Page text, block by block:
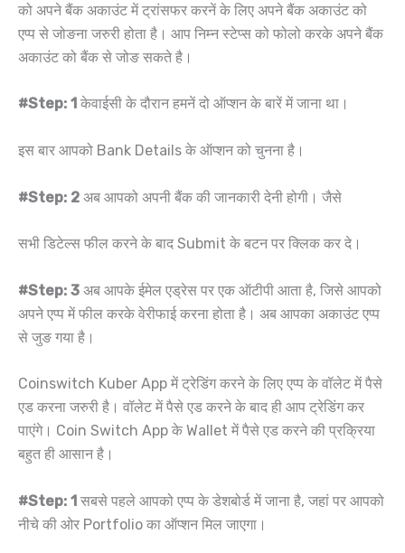
को अपने बैंक अकाउंट में ट्रांसफर करनें के लिए अपने बैंक अकाउंट को
एप्प से जोङना जरुरी होता है। आप निम्न स्टेप्स को फोलो करके अपने बैंक
अकाउंट को बैंक से जोङ सकते है।
#Step: 1 केवाईसी के दौरान हमनें दो ऑप्शन के बारें में जाना था।
इस बार आपको Bank Details के ऑप्शन को चुनना है।
#Step: 2 अब आपको अपनी बैंक की जानकारी देनी होगी। जैसे
सभी डिटेल्स फील करने के बाद Submit के बटन पर क्लिक कर दे।
#Step: 3 अब आपके ईमेल एड्रेस पर एक ऑटीपी आता है, जिसे आपको
अपने एप्प में फील करके वेरीफाई करना होता है। अब आपका अकाउंट एप्प
से जुङ गया है।
Coinswitch Kuber App में ट्रेडिंग करने के लिए एप्प के वॉलेट में पैसे
एड करना जरुरी है। वॉलेट में पैसे एड करने के बाद ही आप ट्रेडिंग कर
पाएंगे। Coin Switch App के Wallet में पैसे एड करने की प्रक्रिया
बहुत ही आसान है।
#Step: 1 सबसे पहले आपको एप्प के डेशबोर्ड में जाना है, जहां पर आपको
नीचे की ओर Portfolio का ऑप्शन मिल जाएगा।